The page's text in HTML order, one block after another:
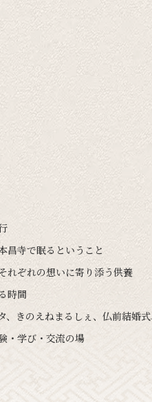
昌寺で眠るということ
れぞれの想いに寄り添う供養
時間
きのえねまるしぇ、仏前結婚式
・学び・交流の場